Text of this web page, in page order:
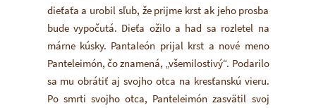
dieťaťa a urobil sľub, že prijme krst ak jeho prosba
bude vypočutá. Dieťa ožilo a had sa rozletel na
márne kúsky. Pantaleón prijal krst a nové meno
Panteleimón, čo znamená, „všemilostivý“. Podarilo
sa mu obrátiť aj svojho otca na kresťanskú vieru.
Po smrti svojho otca, Panteleimón zasvätil svoj